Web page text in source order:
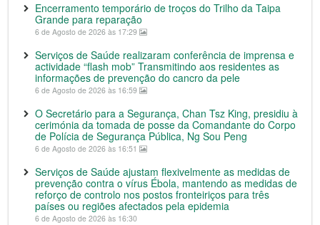
Encerramento temporário de troços do Trilho da Taipa
Grande para reparação
6 de Agosto de 2026 às 17:29
Serviços de Saúde realizaram conferência de imprensa e
actividade “flash mob” Transmitindo aos residentes as
informações de prevenção do cancro da pele
6 de Agosto de 2026 às 16:59
O Secretário para a Segurança, Chan Tsz King, presidiu à
cerimónia da tomada de posse da Comandante do Corpo
de Polícia de Segurança Pública, Ng Sou Peng
6 de Agosto de 2026 às 16:51
Serviços de Saúde ajustam flexivelmente as medidas de
prevenção contra o vírus Ébola, mantendo as medidas de
reforço de controlo nos postos fronteiriços para três
países ou regiões afectados pela epidemia
6 de Agosto de 2026 às 16:30